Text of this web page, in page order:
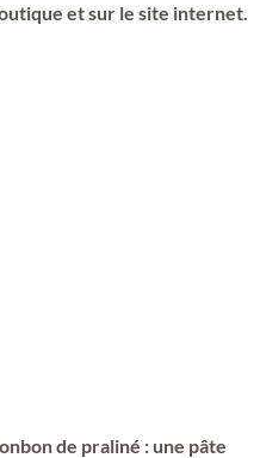
et sur le site internet.
de praliné : une pâte